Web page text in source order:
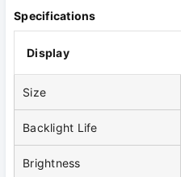
Specifications
Display
Size
Backlight Life
Brightness